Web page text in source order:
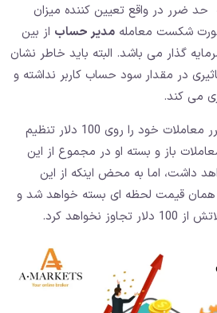
ضرر در واقع تعیین کننده میزان
شکست معامله مدیر حساب از بین
گذار می باشد. البته باید خاطر نشان
در مقدار سود حساب کاربر نداشته و
می کند.
برای مثال کاربری که حد ضرر معاملات خود را روی 100 دلار تنظیم
باز و بسته او در مجموع از این
داشت، اما به محض اینکه از این
با همان قیمت لحظه ای بسته خواهد شد و
کرد.